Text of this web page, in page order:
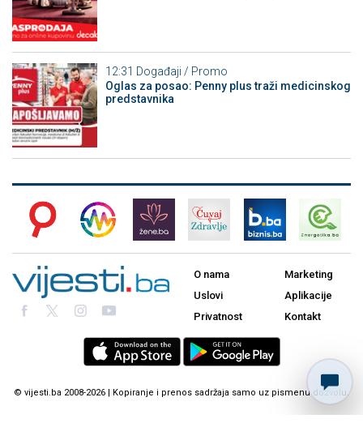
12:31 Događaji / Promo
Oglas za posao: Penny plus traži medicinskog
predstavnika
O nama
Uslovi
Privatnost
Marketing
Aplikacije
Kontakt
© vijesti.ba 2008-2026 | Kopiranje i prenos sadržaja samo uz pismenu dozvolu.